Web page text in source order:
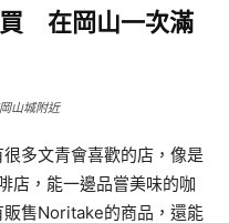
買 在岡山一次滿
山城附近
多文青會喜歡的店，像是
店，能一邊品嘗美味的咖
售Noritake的商品，還能